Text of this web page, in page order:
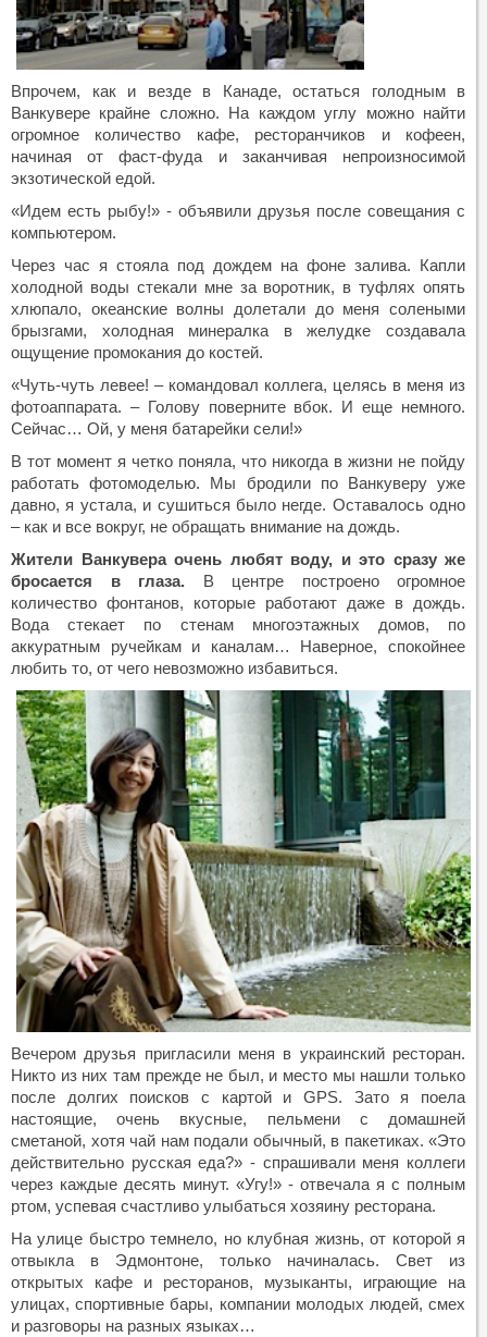
Впрочем, как и везде в Канаде, остаться голодным в
Ванкувере крайне сложно. На каждом углу можно найти
огромное количество кафе, ресторанчиков и кофеен,
начиная от фаст-фуда и заканчивая непроизносимой
экзотической едой.
«Идем есть рыбу!» - объявили друзья после совещания с
компьютером.
Через час я стояла под дождем на фоне залива. Капли
холодной воды стекали мне за воротник, в туфлях опять
хлюпало, океанские волны долетали до меня солеными
брызгами, холодная минералка в желудке создавала
ощущение промокания до костей.
«Чуть-чуть левее! – командовал коллега, целясь в меня из
фотоаппарата. – Голову поверните вбок. И еще немного.
Сейчас… Ой, у меня батарейки сели!»
В тот момент я четко поняла, что никогда в жизни не пойду
работать фотомоделью. Мы бродили по Ванкуверу уже
давно, я устала, и сушиться было негде. Оставалось одно
– как и все вокруг, не обращать внимание на дождь.
Жители Ванкувера очень любят воду, и это сразу же
бросается в глаза. В центре построено огромное
количество фонтанов, которые работают даже в дождь.
Вода стекает по стенам многоэтажных домов, по
аккуратным ручейкам и каналам… Наверное, спокойнее
любить то, от чего невозможно избавиться.
Вечером друзья пригласили меня в украинский ресторан.
Никто из них там прежде не был, и место мы нашли только
после долгих поисков c картой и GPS. Зато я поела
настоящие, очень вкусные, пельмени с домашней
сметаной, хотя чай нам подали обычный, в пакетиках. «Это
действительно русская еда?» - спрашивали меня коллеги
через каждые десять минут. «Угу!» - отвечала я с полным
ртом, успевая счастливо улыбаться хозяину ресторана.
На улице быстро темнело, но клубная жизнь, от которой я
отвыкла в Эдмонтоне, только начиналась. Свет из
открытых кафе и ресторанов, музыканты, играющие на
улицах, спортивные бары, компании молодых людей, смех
и разговоры на разных языках…